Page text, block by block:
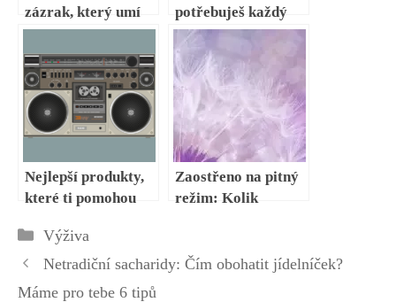
zázrak, který umí
víc než jen zatočit s
chřipkou
potřebuješ každý
den pro optimální
růst svalů?
Nejlepší produkty,
které ti pomohou
rychleji:
Suplementace a
objem
Zaostřeno na pitný
režim: Kolik
Rubriky
Výživa
Netradiční sacharidy: Čím obohatit jídelníček?
Máme pro tebe 6 tipů